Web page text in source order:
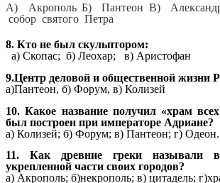
А) Акрополь Б) Пантеон В)
собор святого Петра
8. Кто не был скульптором:
а) Скопас; б) Леохар; в) Аристофан
9.Центр деловой и общественной жизни
а)Пантеон, б) Форум, в) Колизей
10. Какое название получил «храм
был построен при императоре Адриане?
а) Колизей; б) Форум; в) Пантеон; г) Одеон.
11. Как древние греки называли
укрепленной части своих городов?
а) Акрополь; б)некрополь; в) цитадель;